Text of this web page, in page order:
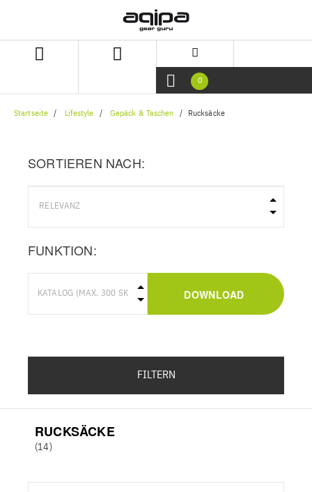
0
Startseite Lifestyle Gepäck & Taschen Rucksäcke
SORTIEREN NACH:
FUNKTION:
DOWNLOAD
FILTERN
RUCKSÄCKE
(14)